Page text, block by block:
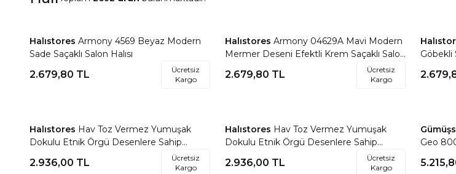
Favorilere Ekle
Halıstores Armony 4569 Beyaz Modern
Sade Saçaklı Salon Halısı
2.679,80 TL
Ücretsiz
Kargo
Favorilere Ekle
Halıstores Armony 04629A Mavi Modern
Mermer Deseni Efektli Krem Saçaklı Salon
2.679,80 TL
Ücretsiz
Kargo
Göbekli
Favorilere Ekle
Halıstores Hav Toz Vermez Yumuşak
Dokulu Etnik Örgü Desenlere Sahip
Modern Renkli İskandinav Halı Trz 03
2.936,00 TL
Ücretsiz
Kargo
Favorilere Ekle
Halıstores Hav Toz Vermez Yumuşak
Dokulu Etnik Örgü Desenlere Sahip
Modern Renkli İskandinav Halı Trz 01
2.936,00 TL
Ücretsiz
Kargo
Geo